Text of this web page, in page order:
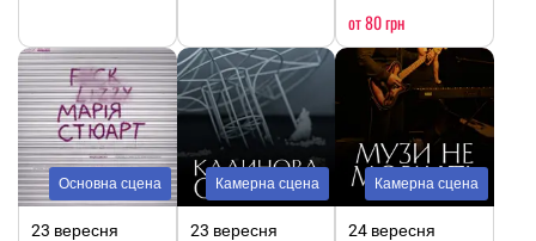
от 80 грн
Основна сцена
23 вересня
Камерна сцена
23 вересня
Камерна сцена
24 вересня